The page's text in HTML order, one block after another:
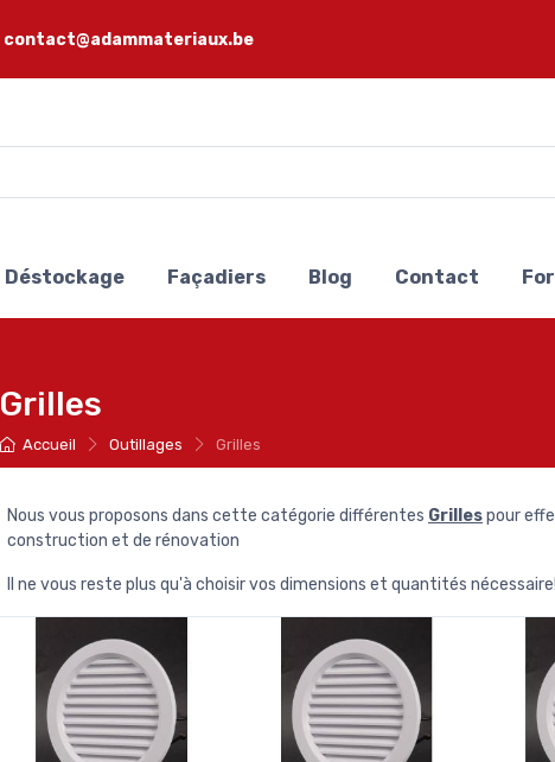
contact@adammateriaux.be
Déstockage Façadiers Blog Contact
Grilles
Accueil Outillages Grilles
Nous vous proposons dans cette catégorie différentes Grillespour
construction et de rénovation
Il ne vous reste plus qu'à choisir vos dimensions et quantités nécessaire!